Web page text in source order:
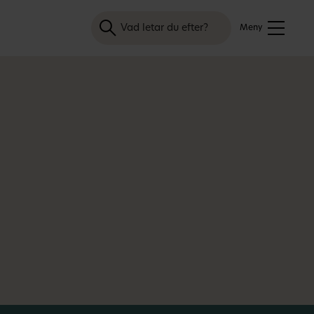
Meny
Sök